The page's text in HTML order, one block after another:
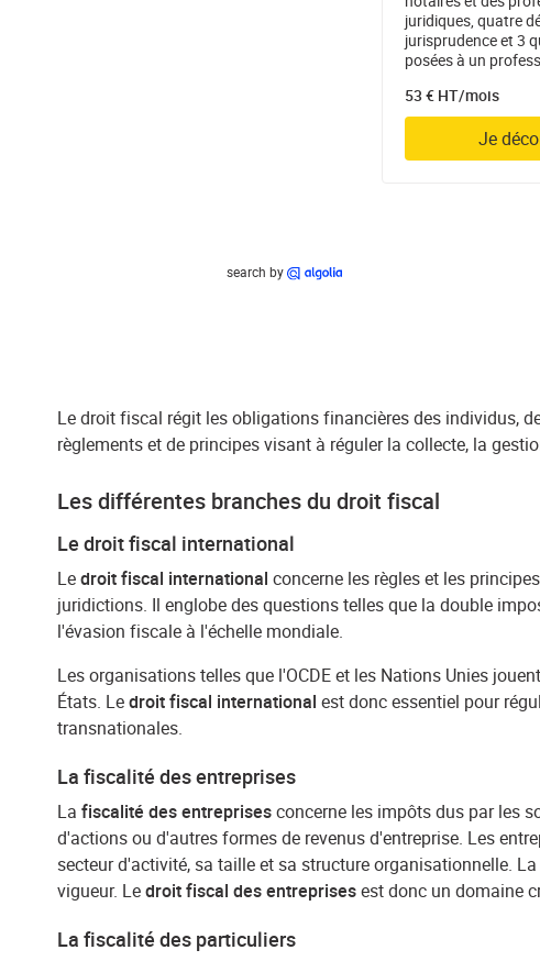
juridiques, quatre
jurisprudence et 3
posées à un
53 € HT/mois
Je
search by
Le droit fiscal régit les obligations financières des individus,
règlements et de principes visant à réguler la collecte, la
Les différentes branches du droit fiscal
Le droit fiscal international
Ledroit fiscal international concerne les règles et les
juridictions. Il englobe des questions telles que la double
l'évasion fiscale à l'échelle mondiale.
Les organisations telles que l'OCDE et les Nations Unies
États. Ledroit fiscal international est donc essentiel pour
transnationales.
La fiscalité des entreprises
La fiscalité des entreprisesconcerne les impôts dus par les
d'actions ou d'autres formes de revenus d'entreprise. Les
secteur d'activité, sa taille et sa structure organisationnelle.
vigueur. Ledroit fiscal des entreprisesest donc un domaine
La fiscalité des particuliers